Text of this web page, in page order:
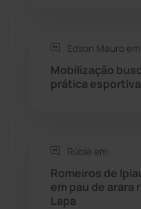
Seabra
Sítio do Mato
Sudoeste Baiano
Edson Mauro
Mobilização
prática
Rúbia em:
Romeiros de
em pau de arara
Lapa